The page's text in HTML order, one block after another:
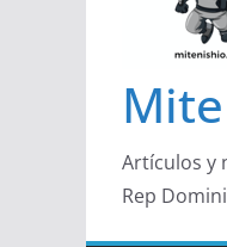
Artículos y
Rep